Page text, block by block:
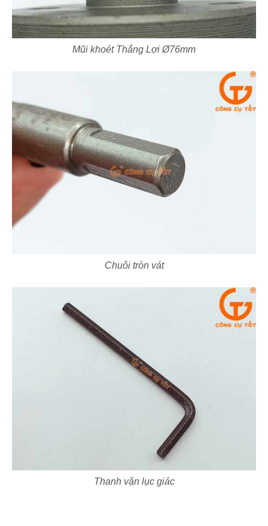
Mũi khoét Thắng Lợi Ø76mm
Chuôi tròn vát
Thanh vặn lục giác